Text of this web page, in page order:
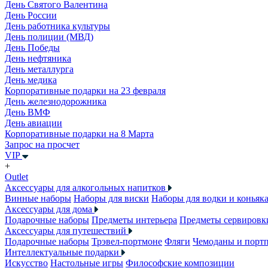
День Святого Валентина
День России
День работника культуры
День полиции (МВД)
День Победы
День нефтяника
День металлурга
День медика
Корпоративные подарки на 23 февраля
День железнодорожника
День ВМФ
День авиации
Корпоративные подарки на 8 Марта
Запрос на просчет
VIP
+
Outlet
Аксессуары для алкогольных напитков
Винные наборы Наборы для виски Наборы для водки и коньяка
Аксессуары для дома
Подарочные наборы Предметы интерьера Предметы
Аксессуары для путешествий
Подарочные наборы Трэвел-портмоне Фляги Чемоданы и
Интеллектуальные подарки
Искусство Настольные игры Философские композиции